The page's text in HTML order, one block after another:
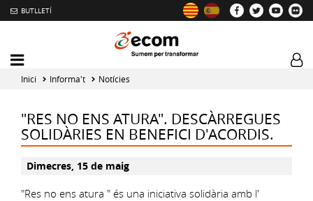
BUTLLETÍ
Mobile
menu
toggler
Inici Informa't Notícies
"RES NO ENS ATURA". DESCÀRREGUES
SOLIDÀRIES EN BENEFICI D'ACORDIS.
Dimecres, 15 de maig
"Res no ens atura " és una iniciativa solidària amb l'